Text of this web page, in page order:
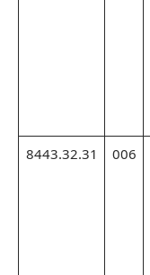
8443.32.31
006